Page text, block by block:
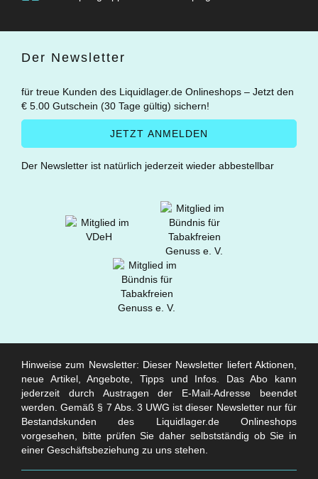
Der Newsletter
für treue Kunden des Liquidlager.de Onlineshops – Jetzt den
€ 5.00 Gutschein (30 Tage gültig) sichern!
Der Newsletter ist natürlich jederzeit wieder abbestellbar
Hinweise zum Newsletter: Dieser Newsletter liefert Aktionen,
neue Artikel, Angebote, Tipps und Infos. Das Abo kann
jederzeit durch Austragen der E-Mail-Adresse beendet
werden. Gemäß § 7 Abs. 3 UWG ist dieser Newsletter nur für
Bestandskunden des Liquidlager.de Onlineshops
vorgesehen, bitte prüfen Sie daher selbstständig ob Sie in
einer Geschäftsbeziehung zu uns stehen.